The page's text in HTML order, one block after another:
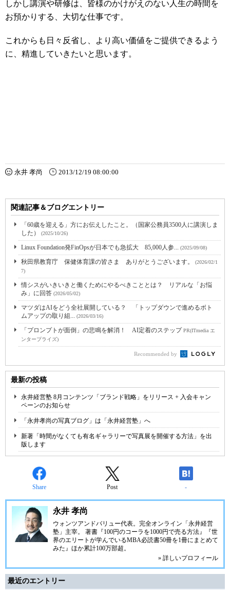
しかし講演や研修は、皆様のかけがえのない人生の時間を
お預かりする、大切な仕事です。
これからも日々反省し、より高い価値をご提供できるよう
に、精進していきたいと思います。
永井 孝尚 2013/12/19 08:00:00
関連記事＆ブログエントリー
「60歳を迎える」方にお伝えしたこと。（国家公務員3500人に講演しま
した）
(2025/10/26)
Linux Foundation発FinOpsが日本でも急拡大 85,000人参... (2025/09/08)
秋田県教育庁 保健体育課の皆さま ありがとうございます。
(2026/02/1
7)
情シスがいきいきと働くためにやるべきこととは？ リアルな「お悩
み」に回答 (2026/05/02)
マツダはAIをどう全社展開している？ 「トップダウンで進めるボト
ムアップの取り組... (2026/03/16)
「プロンプトが面倒」の悲鳴を解消！ AI定着のステップPR(ITmedia エ
ンタープライズ)
Recommended by
最新の投稿
永井経営塾 8月コンテンツ「ブランド戦略」をリリース + 入会キャン
ペーンのお知らせ
「永井孝尚の写真ブログ」は「永井経営塾」へ
新著「時間がなくても有名ギャラリーで写真展を開催する方法」を出
版します
Share Post -
永井 孝尚
ウォンツアンドバリュー代表。完全オンライン「永井経営
塾」主宰。 著書『100円のコーラを1000円で売る方法』『世
界のエリートが学んでいるMBA必読書50冊を1冊にまとめて
みた』ほか累計100万部超。
» 詳しいプロフィール
最近のエントリー